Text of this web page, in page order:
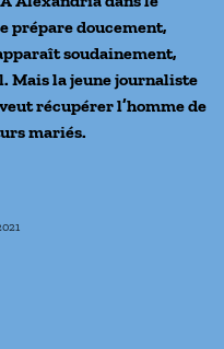
prépare doucement,
soudainement,
Mais la jeune journaliste
récupérer l’homme de
mariés.